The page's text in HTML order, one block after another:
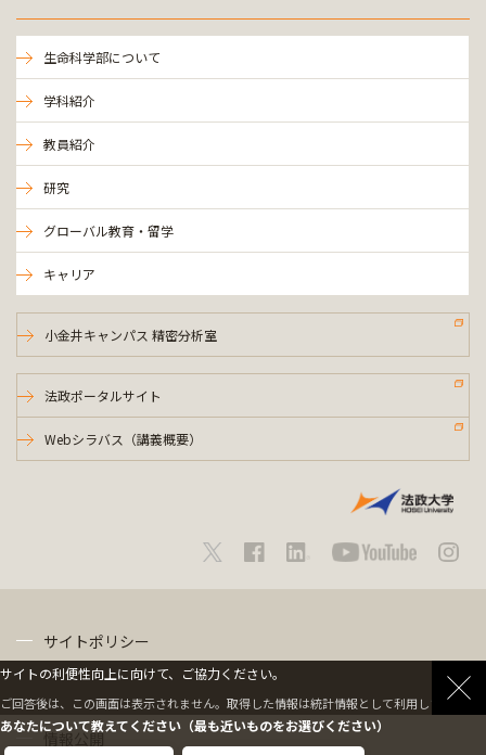
生命科学部について
学科紹介
教員紹介
研究
グローバル教育・留学
キャリア
小金井キャンパス 精密分析室
法政ポータルサイト
Webシラバス（講義概要）
サイトポリシー
情報公開
サイトの利便性向上に向けて、ご協力ください。
ご回答後は、この画面は表示されません。取得した情報は統計情報として利用します。
あなたについて教えてください（最も近いものをお選びください）